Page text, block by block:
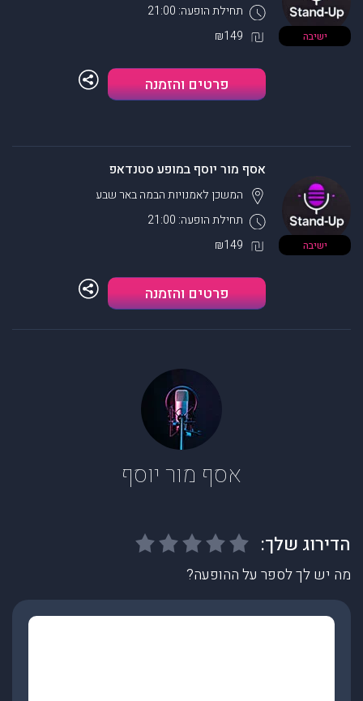
ישיבה
תחילת הופעה: 21:00
₪149
פרטים והזמנה
ישיבה
אסף מור יוסף במופע סטנדאפ
תחילת הופעה: 21:00
המשכן לאמנויות הבמהבאר שבע
₪149
פרטים והזמנה
אסף מור יוסף
מה יש לך לספר על ההופעה?